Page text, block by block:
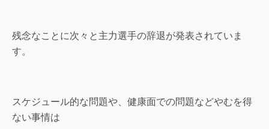
残念なことに次々と主力選手の辞退が発表されていま
す。
スケジュール的な問題や、健康面での問題などやむを得
ない事情は